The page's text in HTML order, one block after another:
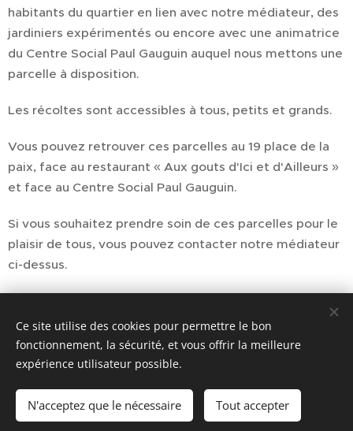
habitants du quartier en lien avec notre médiateur, des
jardiniers expérimentés ou encore avec une animatrice
du Centre Social Paul Gauguin auquel nous mettons une
parcelle à disposition.
Les récoltes sont accessibles à tous, petits et grands.
Vous pouvez retrouver ces parcelles au 19 place de la
paix, face au restaurant « Aux gouts d'Ici et d'Ailleurs »
et face au Centre Social Paul Gauguin.
Si vous souhaitez prendre soin de ces parcelles pour le
plaisir de tous, vous pouvez contacter notre médiateur
ci-dessus.
Cookies
Ce site utilise des cookies pour permettre le bon
fonctionnement, la sécurité, et vous offrir la meilleure
expérience utilisateur possible.
N'acceptez que le nécessaire Tout accepter